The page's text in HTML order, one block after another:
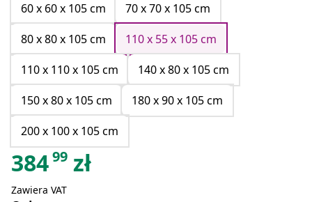
60 x 60 x 105 cm
70 x 70 x 105 cm
80 x 80 x 105 cm
110 x 55 x 105 cm
110 x 110 x 105 cm
140 x 80 x 105 cm
150 x 80 x 105 cm
180 x 90 x 105 cm
200 x 100 x 105 cm
38499 zł
Zawiera VAT